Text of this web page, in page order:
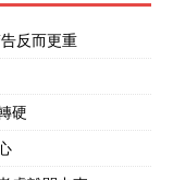
反而更重
硬